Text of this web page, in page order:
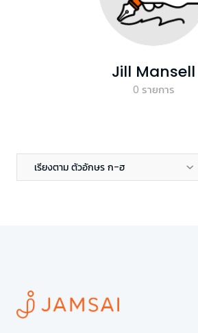
Jill Mansell
0 รายการ
เรียงตาม ตัวอักษร ก-ฮ